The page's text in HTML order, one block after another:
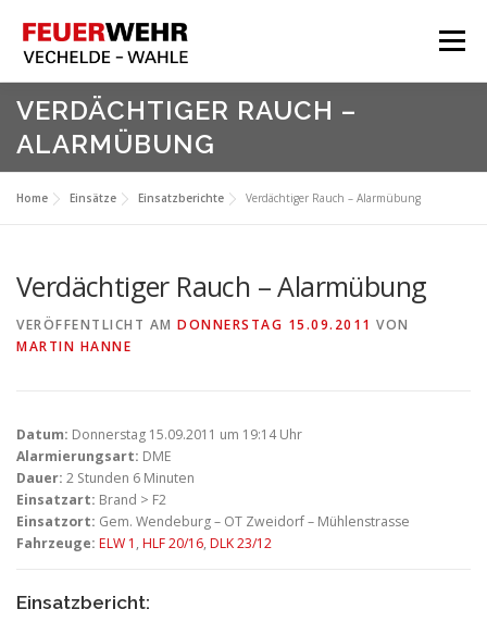
Inhalt
springen
Menü
HOME
Aktuelles
Über Uns
Meine Feuerwehr
VERDÄCHTIGER RAUCH –
ALARMÜBUNG
Home Einsätze Einsatzberichte Verdächtiger Rauch – Alarmübung
Verdächtiger Rauch – Alarmübung
VERÖFFENTLICHT AM DONNERSTAG 15.09.2011 VON
MARTIN HANNE
Datum: Donnerstag 15.09.2011 um 19:14 Uhr
Alarmierungsart: DME
Dauer: 2 Stunden 6 Minuten
Einsatzart: Brand > F2
Einsatzort: Gem. Wendeburg – OT Zweidorf – Mühlenstrasse
Fahrzeuge: ELW 1 , HLF 20/16, DLK 23/12
Einsatzbericht: